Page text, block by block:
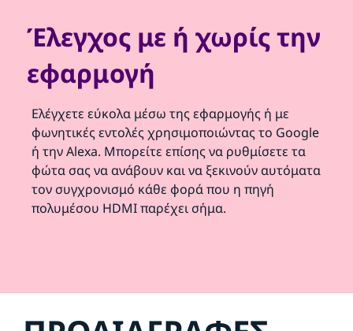
Έλεγχος με ή χωρίς την
εφαρμογή
Ελέγχετε εύκολα μέσω της εφαρμογής ή με
φωνητικές εντολές χρησιμοποιώντας το Google
ή την Alexa. Μπορείτε επίσης να ρυθμίσετε τα
φώτα σας να ανάβουν και να ξεκινούν αυτόματα
τον συγχρονισμό κάθε φορά που η πηγή
πολυμέσου HDMI παρέχει σήμα.